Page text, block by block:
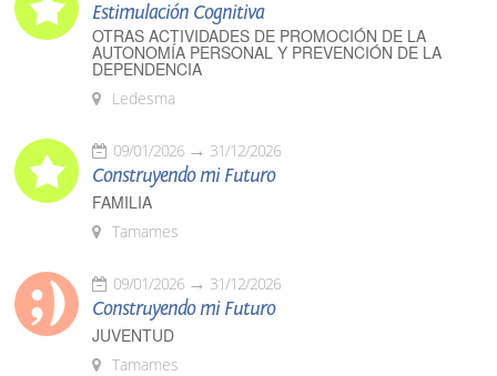
Estimulación Cognitiva
OTRAS ACTIVIDADES DE PROMOCIÓN DE LA
AUTONOMÍA PERSONAL Y PREVENCIÓN DE LA
DEPENDENCIA
Ledesma
09/01/2026 31/12/2026
Construyendo mi Futuro
FAMILIA
Tamames
09/01/2026 31/12/2026
Construyendo mi Futuro
JUVENTUD
Tamames